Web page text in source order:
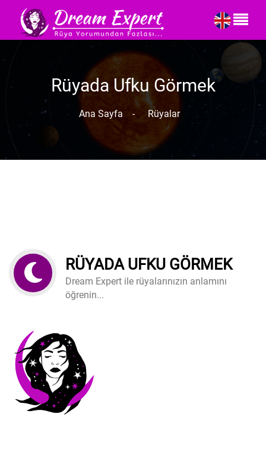
Rüyada Ufku Görmek
Ana Sayfa - Rüyalar
RÜYADA UFKU GÖRMEK
Dream Expert ile rüyalarınızın anlamını
öğrenin...